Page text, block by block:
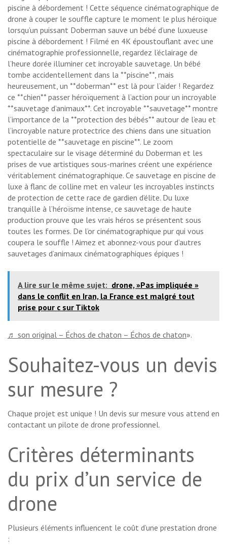
piscine à débordement ! Cette séquence cinématographique de
drone à couper le souffle capture le moment le plus héroïque
lorsqu’un puissant Doberman sauve un bébé d’une luxueuse
piscine à débordement ! Filmé en 4K époustouflant avec une
cinématographie professionnelle, regardez l’éclairage de
l’heure dorée illuminer cet incroyable sauvetage. Un bébé
tombe accidentellement dans la **piscine**, mais
heureusement, un **doberman** est là pour l’aider ! Regardez
ce **chien** passer héroïquement à l’action pour un incroyable
**sauvetage d’animaux**. Cet incroyable **sauvetage** montre
l’importance de la **protection des bébés** autour de l’eau et
l’incroyable nature protectrice des chiens dans une situation
potentielle de **sauvetage en piscine**. Le zoom
spectaculaire sur le visage déterminé du Doberman et les
prises de vue artistiques sous-marines créent une expérience
véritablement cinématographique. Ce sauvetage en piscine de
luxe à flanc de colline met en valeur les incroyables instincts
de protection de cette race de gardien d’élite. Du luxe
tranquille à l’héroïsme intense, ce sauvetage de haute
production prouve que les vrais héros se présentent sous
toutes les formes. De l’or cinématographique pur qui vous
coupera le souffle ! Aimez et abonnez-vous pour d’autres
sauvetages d’animaux cinématographiques épiques !
A lire sur le même sujet: drone, »Pas impliquée »
dans le conflit en Iran, la France est malgré tout
prise pour c sur Tiktok
♬ son original – Échos de chaton – Échos de chaton».
Souhaitez-vous un devis
sur mesure ?
Chaque projet est unique ! Un devis sur mesure vous attend en
contactant un pilote de drone professionnel.
Critères déterminants
du prix d’un service de
drone
Plusieurs éléments influencent le coût d’une prestation drone
: